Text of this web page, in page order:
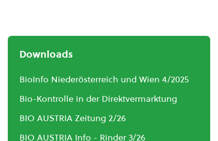
Downloads
BioInfo Niederösterreich und Wien 4/2025
Bio-Kontrolle in der Direktvermarktung
BIO AUSTRIA Zeitung 2/26
BIO AUSTRIA Info - Rinder 3/26